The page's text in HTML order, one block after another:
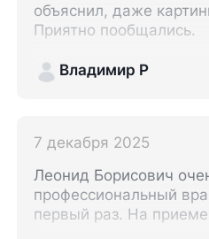
объяснил, даже
Приятно пообщались.
Владимир Р
7 декабря 2025
Леонид Борисович
профессиональный
первый раз. На